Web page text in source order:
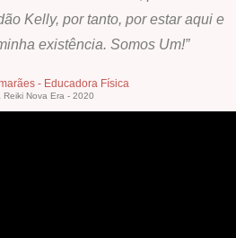
Kelly, por tanto, por estar aqui e
existência. Somos Um!”
- Educadora Física
Reiki Nova Era - 2020